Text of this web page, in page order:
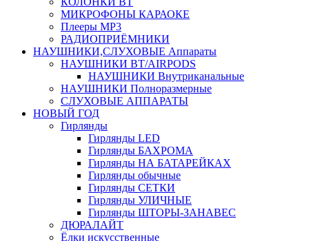
МИКРОФОНЫ КАРАОКЕ
Плееры MP3
РАДИОПРИЁМНИКИ
НАУШНИКИ,СЛУХОВЫЕ Аппараты
НАУШНИКИ BT/AIRPODS
НАУШНИКИ Внутриканальные
НАУШНИКИ Полноразмерные
СЛУХОВЫЕ АППАРАТЫ
НОВЫЙ ГОД
Гирлянды
Гирлянды LED
Гирлянды БАХРОМА
Гирлянды НА БАТАРЕЙКАХ
Гирлянды обычные
Гирлянды СЕТКИ
Гирлянды УЛИЧНЫЕ
Гирлянды ШТОРЫ-ЗАНАВЕС
ДЮРАЛАЙТ
Ёлки искусственные